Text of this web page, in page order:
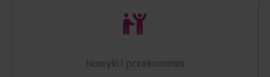
Nawyki i przekonania